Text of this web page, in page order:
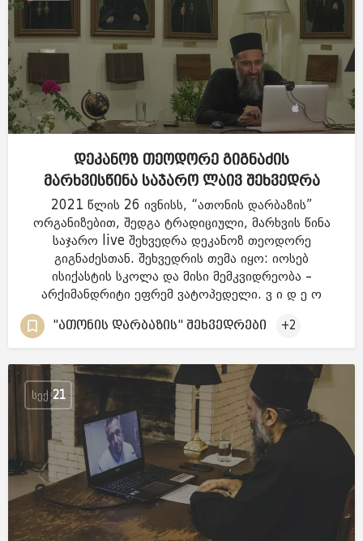
დეკანოზ თეოდორე გიგნაძის
მარხვისწინა საჯარო ლაივ შეხვედრა
2021 წლის 26 ივნისს, “ათონის დარბაზის”
ორგანიზებით, შედგა ტრადიციული, მარხვის წინა
საჯარო live შეხვედრა დეკანოზ თეოდორე
გიგნაძესთან. შეხვედრის თემა იყო: იოსებ
ისიქასტის სკოლა და მისი მემკვიდრეობა –
არქიმანდრიტი ეფრემ ვატოპედელი. ვ ი დ ე ო
"ათონის დარბაზის" შეხვედრები +2
ᲡᲔᲥ 21